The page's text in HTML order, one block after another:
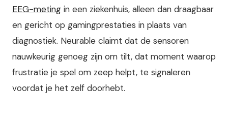
EEG-meting in een ziekenhuis, alleen dan draagbaar
en gericht op gamingprestaties in plaats van
diagnostiek. Neurable claimt dat de sensoren
nauwkeurig genoeg zijn om tilt, dat moment waarop
frustratie je spel om zeep helpt, te signaleren
voordat je het zelf doorhebt.